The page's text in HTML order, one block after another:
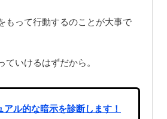
もって行動するのことが大事で
いけるはずだから。
ル的な暗示を診断します！